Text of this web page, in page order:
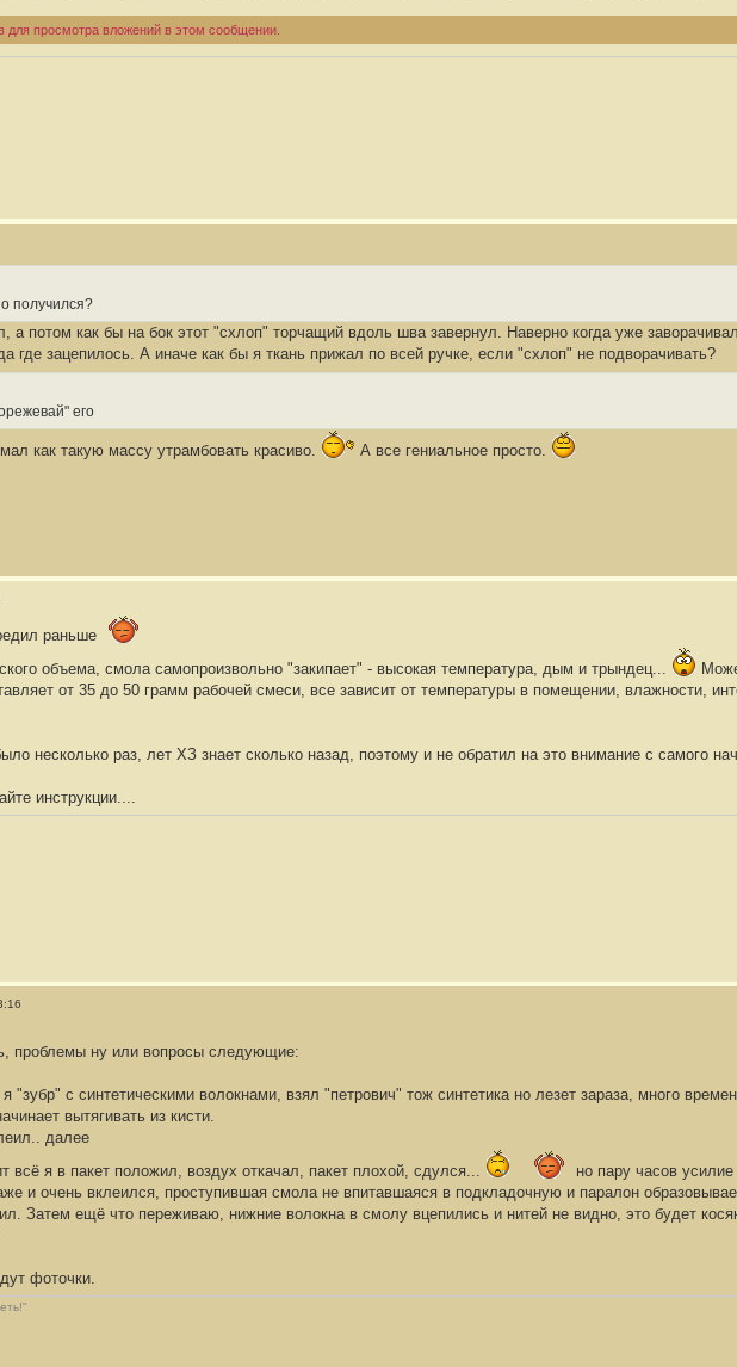
для просмотра вложений в этом сообщении.
получился?
а потом как бы на бок этот "схлоп" торчащий вдоль шва завернул. Наверно когда уже
где зацепилось. А иначе как бы я ткань прижал по всей ручке, если "схлоп" не подворачивать?
его
как такую массу утрамбовать красиво. А все гениальное просто.
раньше
объема, смола самопроизвольно "закипает" - высокая температура, дым и трындец...
от 35 до 50 грамм рабочей смеси, все зависит от температуры в помещении, влажности,
несколько раз, лет ХЗ знает сколько назад, поэтому и не обратил на это внимание с самого
инструкции....
проблемы ну или вопросы следующие:
"зубр" с синтетическими волокнами, взял "петрович" тож синтетика но лезет зараза, много
вытягивать из кисти.
далее
всё я в пакет положил, воздух откачал, пакет плохой, сдулся...
но пару часов
и очень вклеился, проступившая смола не впитавшаяся в подкладочную и паралон
Затем ещё что переживаю, нижние волокна в смолу вцепились и нитей не видно, это будет
фоточки.